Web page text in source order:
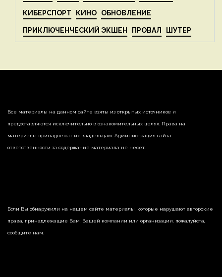
КИБЕРСПОРТ КИНО ОБНОВЛЕНИЕ
ПРИКЛЮЧЕНЧЕСКИЙ ЭКШЕН ПРОВАЛ ШУТЕР
Все материалы на данном сайте взяты из открытых источников и
предоставляются исключительно в ознакомительных целях. Права на
материалы принадлежат их владельцам. Администрация сайта
ответственности за содержание материала не несет.
Если Вы обнаружили на нашем сайте материалы, которые нарушают авторские
права, принадлежащие Вам, Вашей компании или организации, пожалуйста,
сообщите нам.